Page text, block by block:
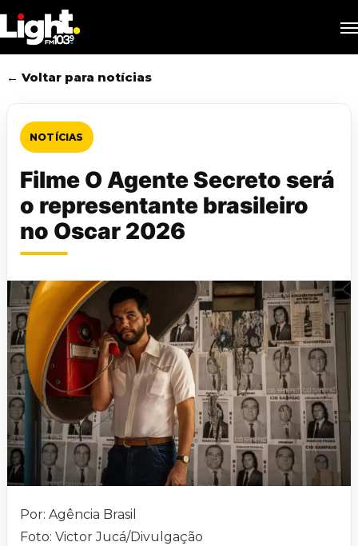
to
main
content
← Voltar para notícias
NOTÍCIAS
Filme O Agente Secreto será
o representante brasileiro
no Oscar 2026
Por: Agência Brasil
Foto: Victor Jucá/Divulgação